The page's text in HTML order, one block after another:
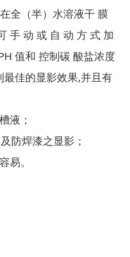
全（半）水溶液干 膜
手 动 或 自 动 方 式 加
值和 控制碳 酸盐浓度
佳的显影效果,并且有
液；
防焊漆之显影；
易。